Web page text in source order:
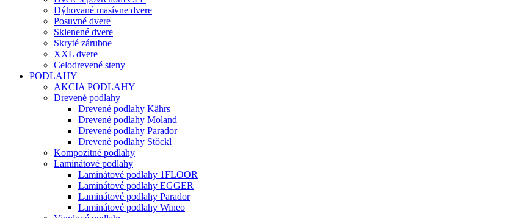
Dýhované masívne dvere
Posuvné dvere
Sklenené dvere
Skryté zárubne
XXL dvere
Celodrevené steny
PODLAHY
AKCIA PODLAHY
Drevené podlahy
Drevené podlahy Kährs
Drevené podlahy Moland
Drevené podlahy Parador
Drevené podlahy Stöckl
Kompozitné podlahy
Laminátové podlahy
Laminátové podlahy 1FLOOR
Laminátové podlahy EGGER
Laminátové podlahy Parador
Laminátové podlahy Wineo